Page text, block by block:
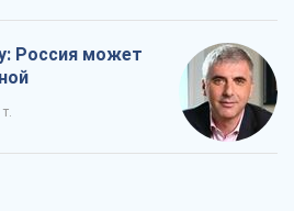
Россия может